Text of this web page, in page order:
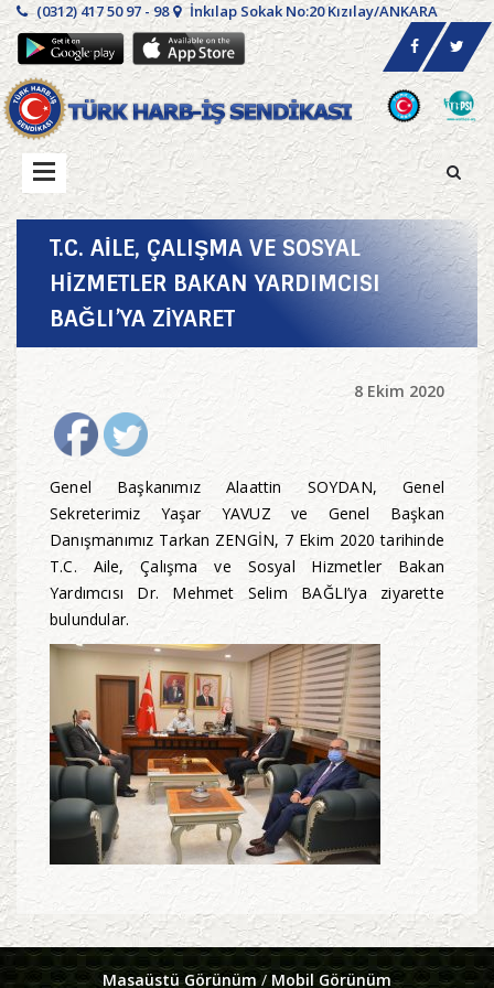
(0312) 417 50 97 - 98 İnkılap Sokak No:20 Kızılay/ANKARA
T.C. AİLE, ÇALIŞMA VE SOSYAL
HİZMETLER BAKAN YARDIMCISI
BAĞLI’YA ZİYARET
8 Ekim 2020
Genel Başkanımız Alaattin SOYDAN, Genel
Sekreterimiz Yaşar YAVUZ ve Genel Başkan
Danışmanımız Tarkan ZENGİN, 7 Ekim 2020 tarihinde
T.C. Aile, Çalışma ve Sosyal Hizmetler Bakan
Yardımcısı Dr. Mehmet Selim BAĞLI’ya ziyarette
bulundular.
Masaüstü Görünüm/ Mobil Görünüm